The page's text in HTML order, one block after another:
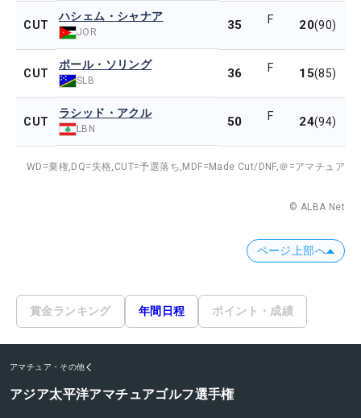
CUT
ハシェム・シャナア
JOR 35 F 20(90)
CUT
ポール・ソリング
SLB 36 F 15(85)
CUT
ラシッド・アクル
LBN 50 F 24(94)
WD=棄権, DQ=失格, CUT=予選落ち, MDF=Made Cut/DNF,＠=アマチュア
© ALBA Net
ページ上部へ
賞金ランキング 年間日程 ポイント・成績
アマチュア・その他
アジア太平洋アマチュアゴルフ選手権